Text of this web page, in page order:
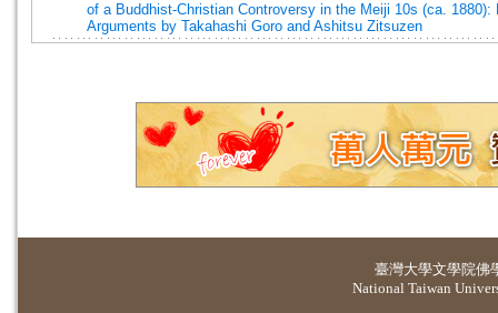
of a Buddhist-Christian Controversy in the Meiji 10s (ca. 1880):
Arguments by Takahashi Goro and Ashitsu Zitsuzen
臺灣大學文學院佛
National Taiwan